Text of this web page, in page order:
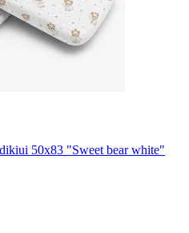
50x83 "Sweet bear white"